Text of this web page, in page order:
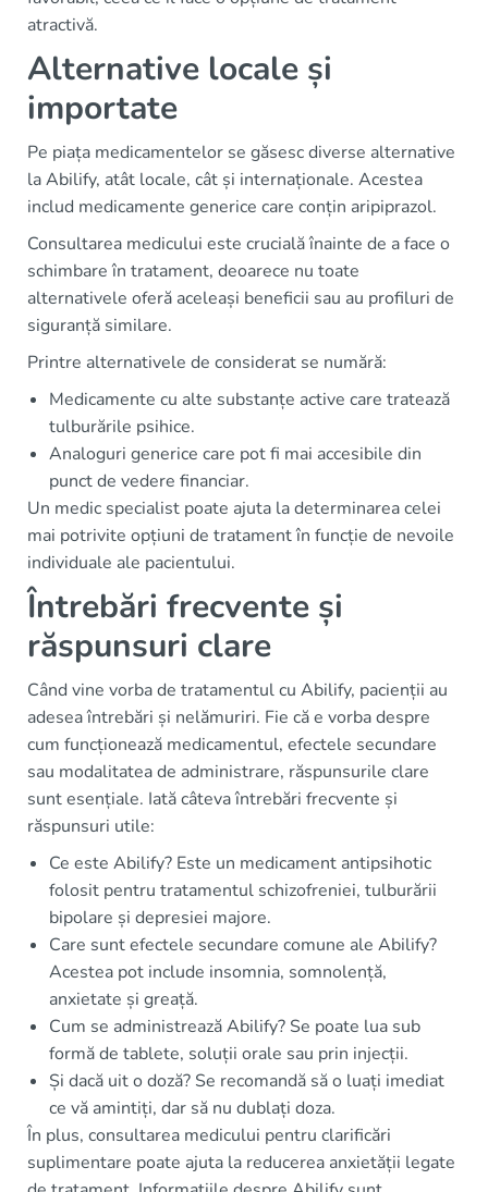
atractivă.
Alternative locale și
importate
Pe piața medicamentelor se găsesc diverse alternative
la Abilify, atât locale, cât și internaționale. Acestea
includ medicamente generice care conțin aripiprazol.
Consultarea medicului este crucială înainte de a face o
schimbare în tratament, deoarece nu toate
alternativele oferă aceleași beneficii sau au profiluri de
siguranță similare.
Printre alternativele de considerat se numără:
Medicamente cu alte substanțe active care tratează
tulburările psihice.
Analoguri generice care pot fi mai accesibile din
punct de vedere financiar.
Un medic specialist poate ajuta la determinarea celei
mai potrivite opțiuni de tratament în funcție de nevoile
individuale ale pacientului.
Întrebări frecvente și
răspunsuri clare
Când vine vorba de tratamentul cu Abilify, pacienții au
adesea întrebări și nelămuriri. Fie că e vorba despre
cum funcționează medicamentul, efectele secundare
sau modalitatea de administrare, răspunsurile clare
sunt esențiale. Iată câteva întrebări frecvente și
răspunsuri utile:
Ce este Abilify? Este un medicament antipsihotic
folosit pentru tratamentul schizofreniei, tulburării
bipolare și depresiei majore.
Care sunt efectele secundare comune ale Abilify?
Acestea pot include insomnia, somnolență,
anxietate și greață.
Cum se administrează Abilify? Se poate lua sub
formă de tablete, soluții orale sau prin injecții.
Și dacă uit o doză? Se recomandă să o luați imediat
ce vă amintiți, dar să nu dublați doza.
În plus, consultarea medicului pentru clarificări
suplimentare poate ajuta la reducerea anxietății legate